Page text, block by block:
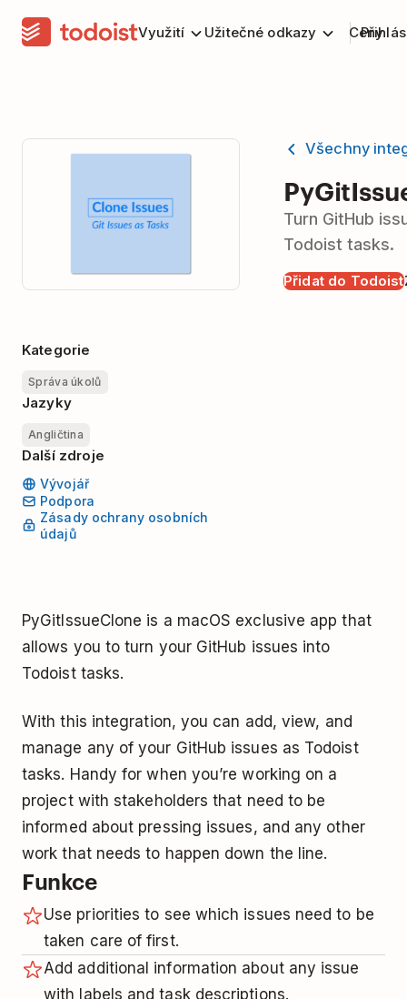
Využití Užitečné odkazy Ceny
Všechny
Turn GitHub
Todoist tasks.
Přidat do Todoist
Kategorie
Správa úkolů
Jazyky
Angličtina
Další zdroje
Vývojář
Podpora
Zásady ochrany osobních
údajů
PyGitIssueClone is a macOS exclusive app that
allows you to turn your GitHub issues into
Todoist tasks.
With this integration, you can add, view, and
manage any of your GitHub issues as Todoist
tasks. Handy for when you’re working on a
project with stakeholders that need to be
informed about pressing issues, and any other
work that needs to happen down the line.
Funkce
Use priorities to see which issues need to be
taken care of first.
Add additional information about any issue
with labels and task descriptions.